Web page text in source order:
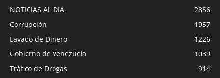
NOTICIAS AL DIA
2856
Corrupción
1957
Lavado de Dinero
1226
Gobierno de Venezuela
1039
Tráfico de Drogas
914